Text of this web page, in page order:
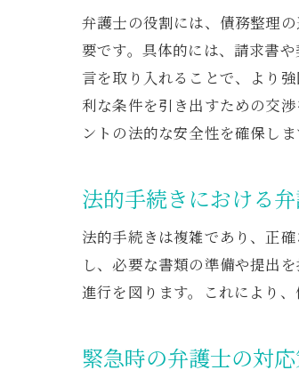
弁護士の役割には、債務整理
要です。具体的には、請求書
言を取り入れることで、より
利な条件を引き出すための交
ントの法的な安全性を確保しま
法的手続きにおける
法的手続きは複雑であり、正
し、必要な書類の準備や提出
進行を図ります。これにより
緊急時の弁護士の対